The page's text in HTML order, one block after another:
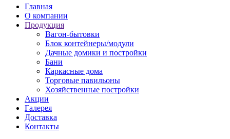
Главная
О компании
Продукция
Вагон-бытовки
Блок контейнеры/модули
Дачные домики и постройки
Бани
Каркасные дома
Торговые павильоны
Хозяйственные постройки
Акции
Галерея
Доставка
Контакты